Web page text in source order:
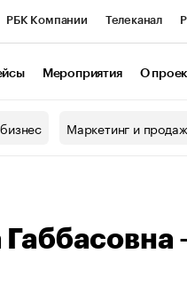
РБК Компании Телеканал
Мероприятия О
Маркетинг и